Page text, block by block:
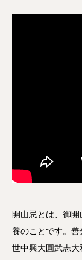
開山忌とは、御
養のことです。
世中興大圓武志大